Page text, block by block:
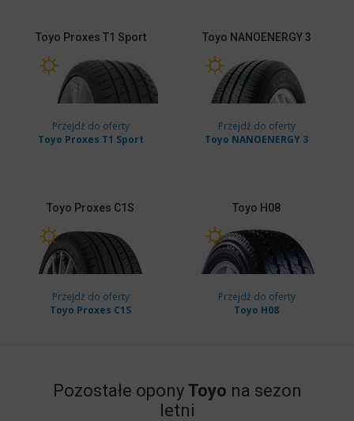
Toyo Proxes T1 Sport
Przejdź do oferty
Toyo Proxes T1 Sport
Toyo NANOENERGY 3
Przejdź do oferty
Toyo NANOENERGY 3
Toyo Proxes C1S
Przejdź do oferty
Toyo Proxes C1S
Toyo H08
Przejdź do oferty
Toyo H08
Pozostałe opony Toyo na sezon
letni